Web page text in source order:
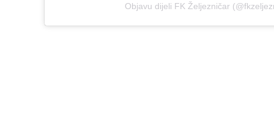
Objavu dijeli FK Željezničar